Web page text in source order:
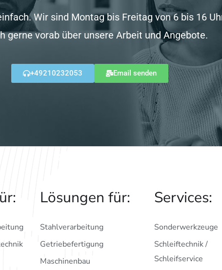
Wir sind Montag bis Freitag von 6 bis 16
gerne vorab über unsere Arbeit und Angebote.
+49210232053 Email senden
Lösungen für:
Stahlverarbeitung
Getriebefertigung
Maschinenbau
Services:
Sonderwerkzeuge
Schleiftechnik /
Schleifservice